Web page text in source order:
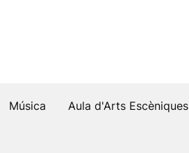
Música Aula d'Arts Escèniques